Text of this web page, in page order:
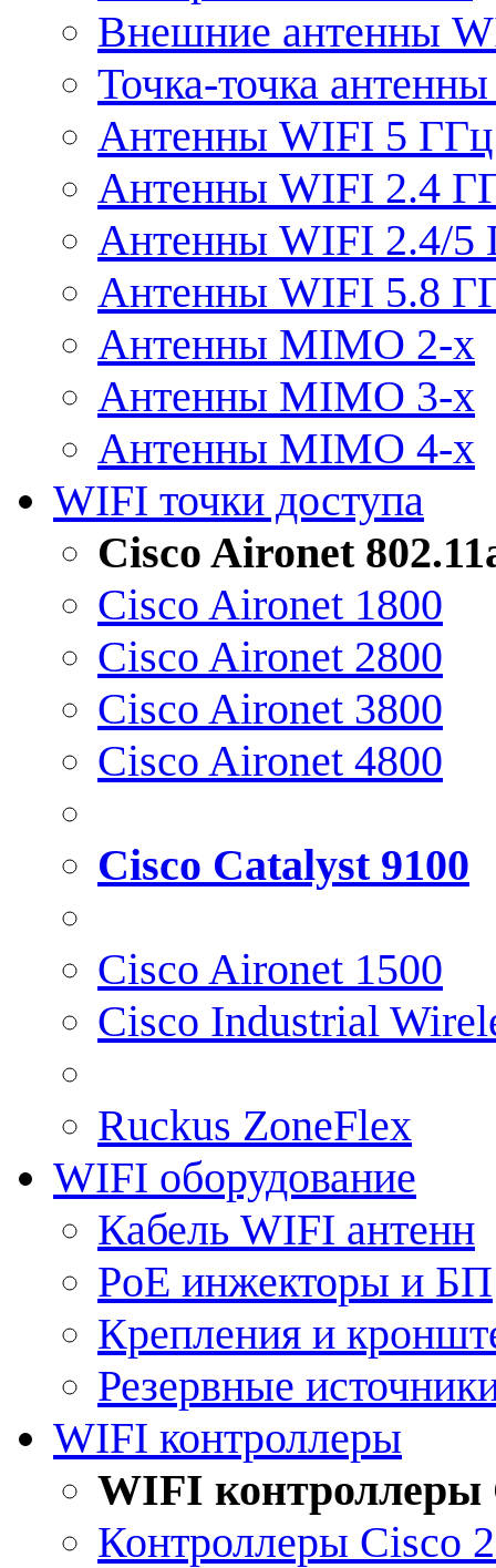
Внешние антенны
Точка-точка
Антенны WIFI 5 ГГц
Антенны WIFI 2.4
Антенны WIFI 2.4/5
Антенны WIFI 5.8
Антенны MIMO 2-x
Антенны MIMO 3-x
Антенны MIMO 4-x
WIFI точки доступа
Cisco Aironet
Cisco Aironet 1800
Cisco Aironet 2800
Cisco Aironet 3800
Cisco Aironet 4800
Cisco Catalyst 9100
Cisco Aironet 1500
Cisco Industrial
Ruckus ZoneFlex
WIFI оборудование
Кабель WIFI антенн
PoE инжекторы и БП
Крепления и
Резервные
WIFI контроллеры
WIFI контроллеры
Контроллеры Cisco